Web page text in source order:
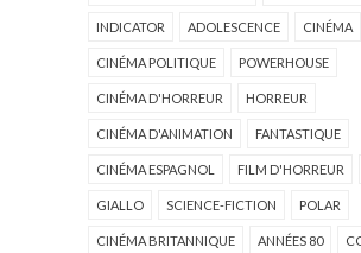
INDICATOR ADOLESCENCE CINÉMA
CINÉMA POLITIQUE POWERHOUSE
CINÉMA D'HORREUR HORREUR
CINÉMA D'ANIMATION FANTASTIQUE
CINÉMA ESPAGNOL FILM D'HORREUR
GIALLO SCIENCE-FICTION POLAR
CINÉMA BRITANNIQUE ANNÉES 80